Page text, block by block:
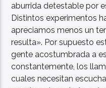
aburrida detestable por
Distintos experimentos
apreciamos menos un
resulta». Por supuesto
gente acostumbrada a
constantemente, los
cuales necesitan